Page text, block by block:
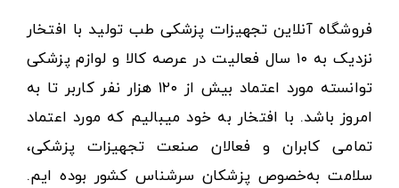
فروشگاه آنلاین تجهیزات پزشکی طب تولید با افتخار
نزدیک به ۱۰ سال فعالیت در عرصه کالا و لوازم پزشکی
توانسته مورد اعتماد بیش از ۱۲۰ هزار نفر کاربر تا به
امروز باشد. با افتخار به خود میبالیم که مورد اعتماد
تمامی کابران و فعالان صنعت تجهیزات پزشکی،
سلامت به‌خصوص پزشکان سرشناس کشور بوده ایم.